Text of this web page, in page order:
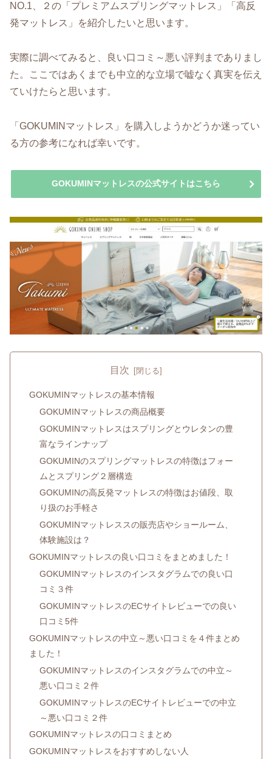
NO.1、２の「プレミアムスプリングマットレス」「高反
発マットレス」を紹介したいと思います。
実際に調べてみると、良い口コミ～悪い評判までありまし
た。ここではあくまでも中立的な立場で嘘なく真実を伝え
ていけたらと思います。
「GOKUMINマットレス」を購入しようかどうか迷ってい
る方の参考になれば幸いです。
GOKUMINマットレスの公式サイトはこちら
目次
GOKUMINマットレスの基本情報
GOKUMINマットレスの商品概要
GOKUMINマットレスはスプリングとウレタンの豊
富なラインナップ
GOKUMINのスプリングマットレスの特徴はフォー
ムとスプリング２層構造
GOKUMINの高反発マットレスの特徴はお値段、取
り扱のお手軽さ
GOKUMINマットレススの販売店やショールーム、
体験施設は？
GOKUMINマットレスの良い口コミをまとめました！
GOKUMINマットレスのインスタグラムでの良い口
コミ３件
GOKUMINマットレスのECサイトレビューでの良い
口コミ5件
GOKUMINマットレスの中立～悪い口コミを４件まとめ
ました！
GOKUMINマットレスのインスタグラムでの中立～
悪い口コミ２件
GOKUMINマットレスのECサイトレビューでの中立
～悪い口コミ２件
GOKUMINマットレスの口コミまとめ
GOKUMINマットレスをおすすめしない人